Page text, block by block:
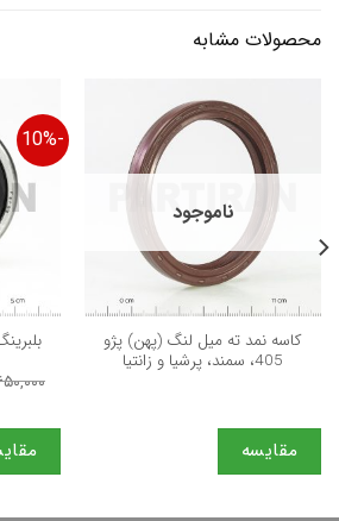
محصولات مشابه
ناموجود
كاسه نمد ته میل لنگ (پهن) پژو
405، سمند، پرشیا و زانتیا
مقایسه
-10%